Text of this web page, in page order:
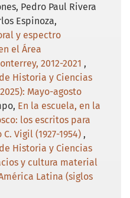
Pedro Paul Rivera
Espinoza,
y espectro
el Área
2012-2021 ,
Historia y Ciencias
Mayo-agosto
En la escuela, en la
los escritos para
Vigil (1927-1954) ,
Historia y Ciencias
y cultura material
Latina (siglos